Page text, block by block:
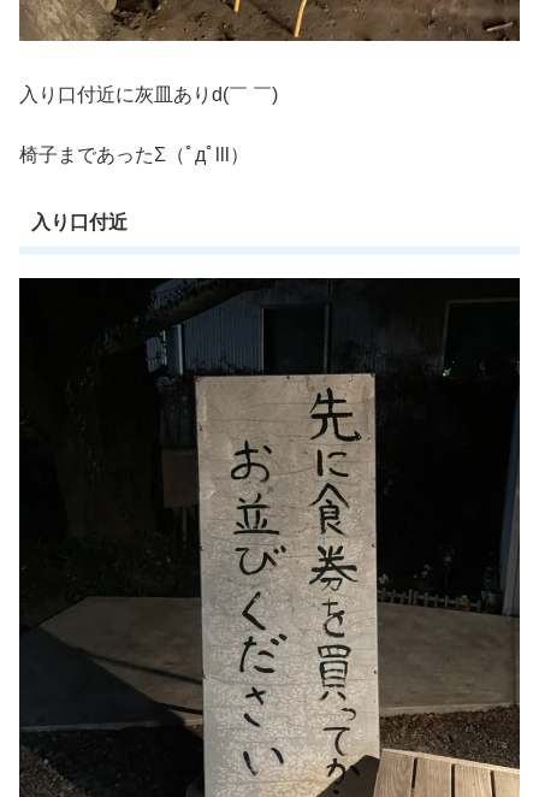
入り口付近に灰皿ありd(￣ ￣)
椅子まであったΣ（ﾟдﾟlll）
入り口付近